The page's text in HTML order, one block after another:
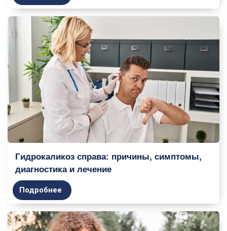
Гидрокаликоз справа: причины, симптомы,
диагностика и лечение
Подробнее